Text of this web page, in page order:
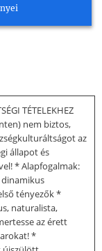
TÉTELEKHEZ
nem biztos,
az
állapot és
* Alapfogalmak:
dinamikus
tényezők *
naturalista,
az érett
*